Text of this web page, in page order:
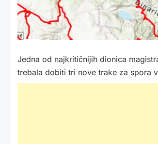
Jedna od najkritičnijih dionica
trebala dobiti tri nove trake za spora